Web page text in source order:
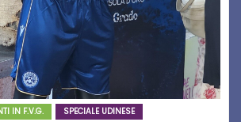
IN F.V.G. SPECIALE UDINESE